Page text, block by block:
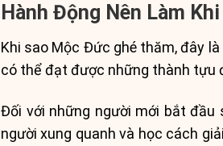
Hành Động Nên Làm
Khi sao Mộc Đức ghé thăm, đây
có thể đạt được những thành tựu
Đối với những người mới bắt đầu
người xung quanh và học cách